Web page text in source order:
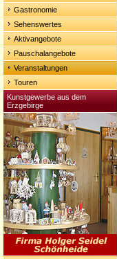
Gastronomie
Sehenswertes
Aktivangebote
Pauschalangebote
Veranstaltungen
Touren
Kunstgewerbe aus dem
Erzgebirge